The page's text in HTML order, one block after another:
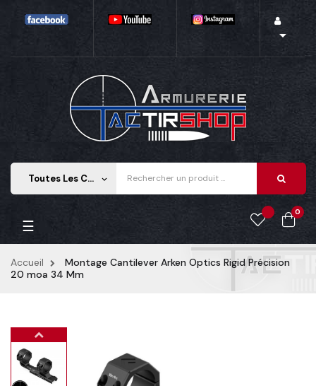

Toutes Les Catégories keyboard_arrow_down
0
Basculer la navigation
☰
Accueil
Montage Cantilever Arken Optics Rigid Précision
20 moa 34 Mm